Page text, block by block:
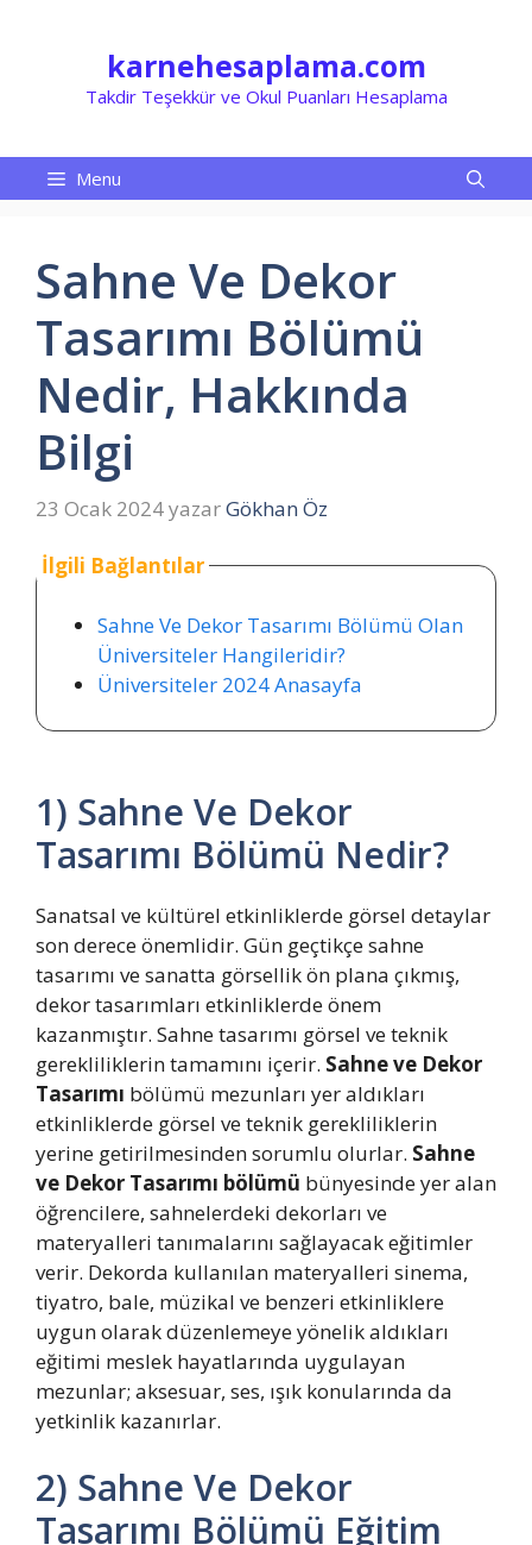
karnehesaplama.com
Takdir Teşekkür ve Okul Puanları Hesaplama
Menu
Sahne Ve Dekor
Tasarımı Bölümü
Nedir, Hakkında
Bilgi
23 Ocak 2024yazarGökhan Öz
İlgili Bağlantılar
Sahne Ve Dekor Tasarımı Bölümü Olan
Üniversiteler Hangileridir?
Üniversiteler 2024 Anasayfa
1) Sahne Ve Dekor
Tasarımı Bölümü Nedir?
Sanatsal ve kültürel etkinliklerde görsel detaylar
son derece önemlidir. Gün geçtikçe sahne
tasarımı ve sanatta görsellik ön plana çıkmış,
dekor tasarımları etkinliklerde önem
kazanmıştır. Sahne tasarımı görsel ve teknik
gerekliliklerin tamamını içerir. Sahne ve Dekor
Tasarımı bölümü mezunları yer aldıkları
etkinliklerde görsel ve teknik gerekliliklerin
yerine getirilmesinden sorumlu olurlar. Sahne
ve Dekor Tasarımı bölümü bünyesinde yer alan
öğrencilere, sahnelerdeki dekorları ve
materyalleri tanımalarını sağlayacak eğitimler
verir. Dekorda kullanılan materyalleri sinema,
tiyatro, bale, müzikal ve benzeri etkinliklere
uygun olarak düzenlemeye yönelik aldıkları
eğitimi meslek hayatlarında uygulayan
mezunlar; aksesuar, ses, ışık konularında da
yetkinlik kazanırlar.
2) Sahne Ve Dekor
Tasarımı Bölümü Eğitim